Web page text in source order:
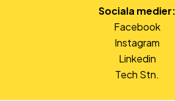
Sociala medier:
Facebook
Instagram
Linkedin
Tech Stn.